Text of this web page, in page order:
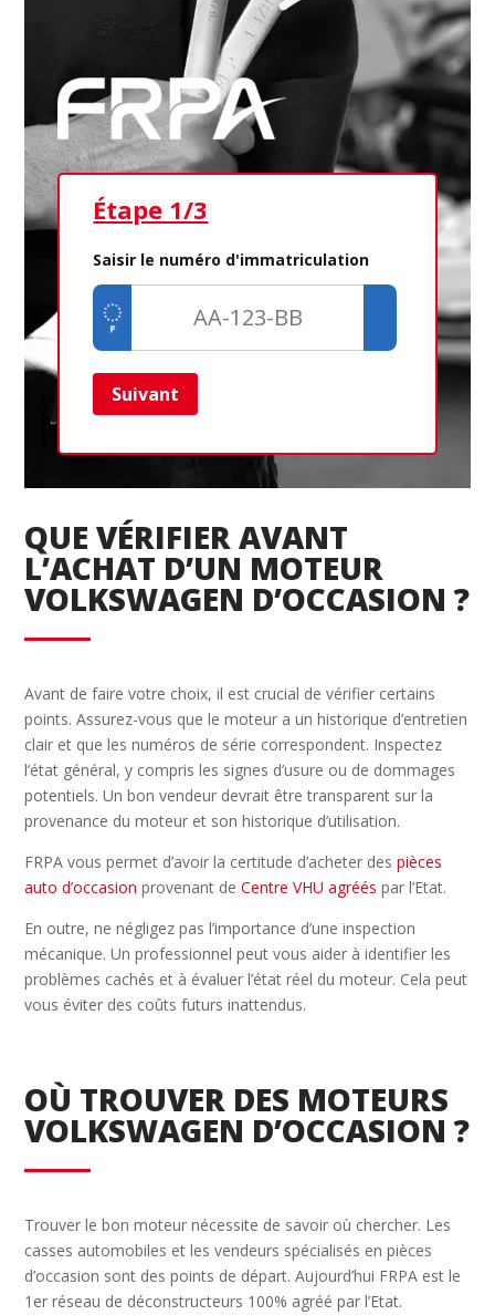
Étape 1/3
Saisir le numéro d'immatriculation
Suivant
QUE VÉRIFIER AVANT
L’ACHAT D’UN MOTEUR
VOLKSWAGEN D’OCCASION ?
Avant de faire votre choix, il est crucial de vérifier certains
points. Assurez-vous que le moteur a un historique d’entretien
clair et que les numéros de série correspondent. Inspectez
l’état général, y compris les signes d’usure ou de dommages
potentiels. Un bon vendeur devrait être transparent sur la
provenance du moteur et son historique d’utilisation.
FRPA vous permet d’avoir la certitude d’acheter despièces
auto d’occasion provenant deCentre VHU agréés par l’Etat.
En outre, ne négligez pas l’importance d’une inspection
mécanique. Un professionnel peut vous aider à identifier les
problèmes cachés et à évaluer l’état réel du moteur. Cela peut
vous éviter des coûts futurs inattendus.
OÙ TROUVER DES MOTEURS
VOLKSWAGEN D’OCCASION ?
Trouver le bon moteur nécessite de savoir où chercher. Les
casses automobiles et les vendeurs spécialisés en pièces
d’occasion sont des points de départ. Aujourd’hui FRPA est le
1er réseau de déconstructeurs 100% agréé par l’Etat.